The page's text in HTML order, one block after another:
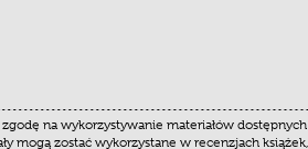
na wykorzystywanie materiałów
mogą zostać wykorzystane w recenzjach